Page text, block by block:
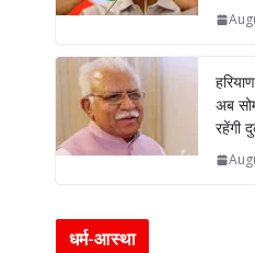
अब
रहेंगी
धर्म-आस्था